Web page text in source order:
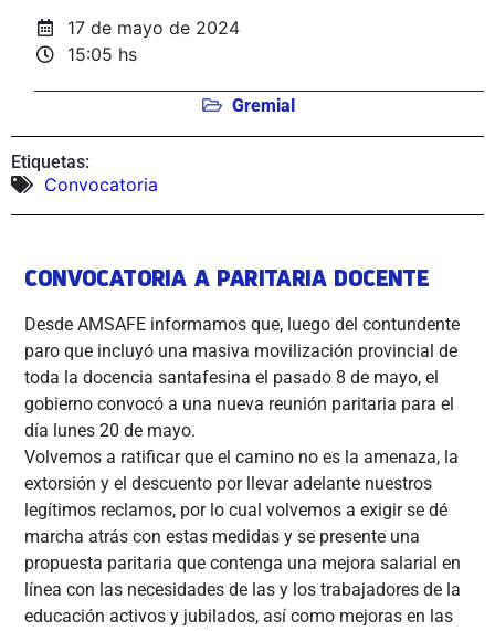
17 de mayo de 2024
15:05 hs
Gremial
Etiquetas:
Convocatoria
CONVOCATORIA A PARITARIA DOCENTE
Desde AMSAFE informamos que, luego del contundente
paro que incluyó una masiva movilización provincial de
toda la docencia santafesina el pasado 8 de mayo, el
gobierno convocó a una nueva reunión paritaria para el
día lunes 20 de mayo.
Volvemos a ratificar que el camino no es la amenaza, la
extorsión y el descuento por llevar adelante nuestros
legítimos reclamos, por lo cual volvemos a exigir se dé
marcha atrás con estas medidas y se presente una
propuesta paritaria que contenga una mejora salarial en
línea con las necesidades de las y los trabajadores de la
educación activos y jubilados, así como mejoras en las